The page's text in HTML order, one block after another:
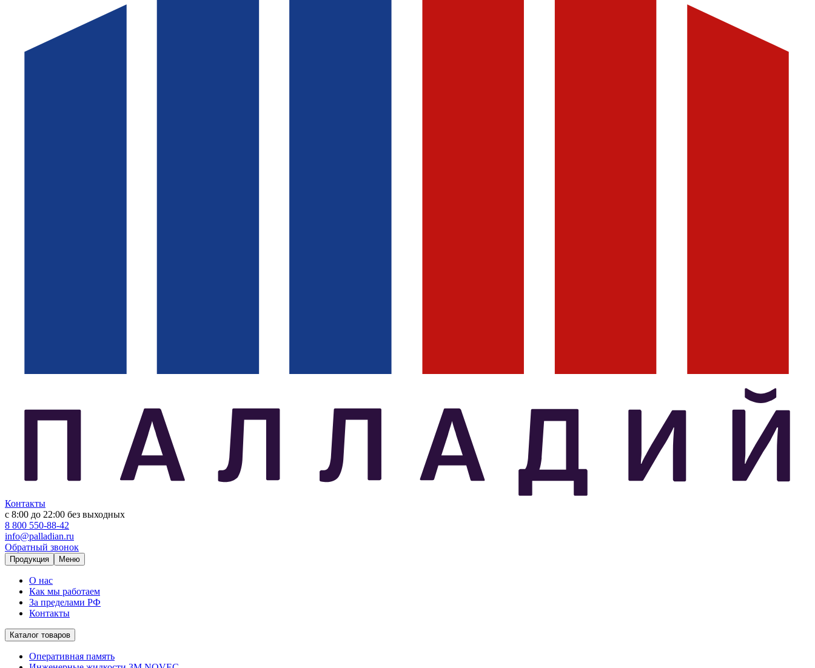
Контакты
с 8:00 до 22:00 без выходных
8 800 550-88-42
info@palladian.ru
Обратный звонок
Продукция Меню
О нас
Как мы работаем
За пределами РФ
Контакты
Каталог товаров
Оперативная память